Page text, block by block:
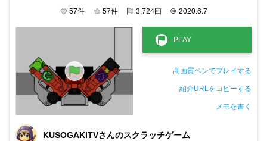
57件 57件 3,724回 © 2020.6.7
高画質ペンでプレイする
紹介URLをコピーする
メモを書く
KUSOGAKITVさんのスクラッチゲーム